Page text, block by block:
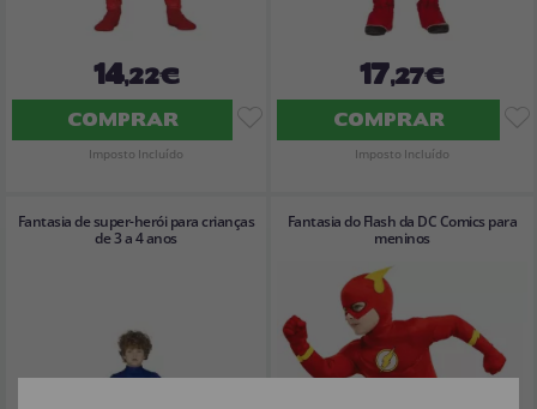
14,22€
COMPRAR
Imposto Incluído
17,27€
COMPRAR
Imposto Incluído
Fantasia de super-herói para crianças
de 3 a 4 anos
Fantasia do Flash da DC Comics para
meninos